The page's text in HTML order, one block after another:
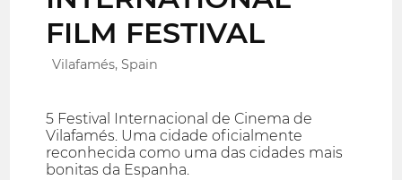
FILM FESTIVAL
Vilafamés, Spain
5 Festival Internacional de Cinema de
Vilafamés. Uma cidade oficialmente
reconhecida como uma das cidades mais
bonitas da Espanha.